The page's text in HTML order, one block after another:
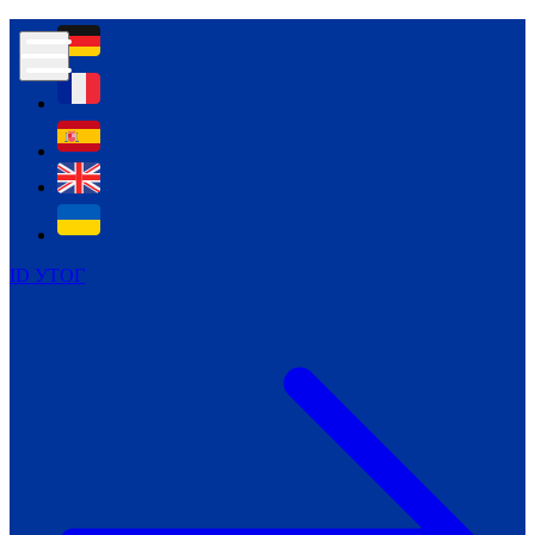
ID УТОГ
Контур психологічної безпеки глухих
Всеукраїнський пісенний
челендж «Україно, ти є!»
Молодіжний челендж «Жестова
мова для мене – це…»
Репортажі спеціальних та
інклюзивних начальних закладів